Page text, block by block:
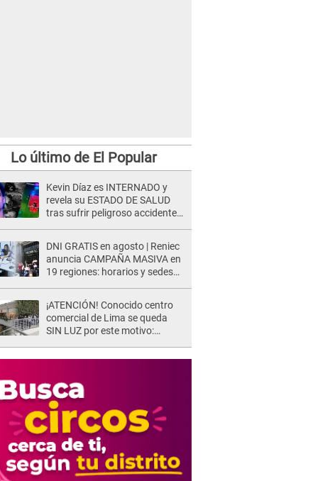
Lo último de El Popular
Kevin Díaz es INTERNADO y
revela su ESTADO DE SALUD
tras sufrir peligroso accidente
DNI GRATIS en agosto | Reniec
anuncia CAMPAÑA MASIVA en
19 regiones: horarios y sedes
¡ATENCIÓN! Conocido centro
comercial de Lima se queda
SIN LUZ por este motivo: